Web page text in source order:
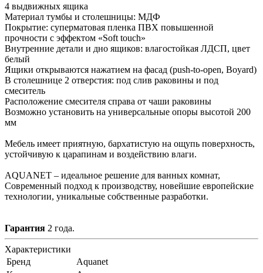
4 выдвижных ящика
Материал тумбы и столешницы: МДФ
Покрытие: суперматовая пленка ПВХ повышенной
прочности с эффектом «Soft touch»
Внутренние детали и дно ящиков: влагостойкая ЛДСП, цвет
белый
Ящики открываются нажатием на фасад (рush-to-open, Boyard)
В столешнице 2 отверстия: под слив раковины и под
смеситель
Расположение смесителя справа от чаши раковины
Возможно установить на универсальные опоры высотой 200
мм
Мебель имеет приятную, бархатистую на ощупь поверхность,
устойчивую к царапинам и воздействию влаги.
AQUANET – идеальное решение для ванных комнат,
Современный подход к производству, новейшие европейские
технологии, уникальные собственные разработки.
Гарантия 2 года.
Характеристики
Бренд
Aquanet